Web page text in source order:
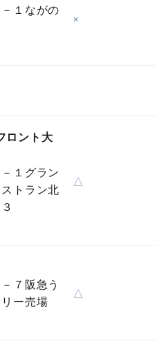
１ながの
×
ロント大
１グラン
トラン北
△
７阪急う
ー売場
△